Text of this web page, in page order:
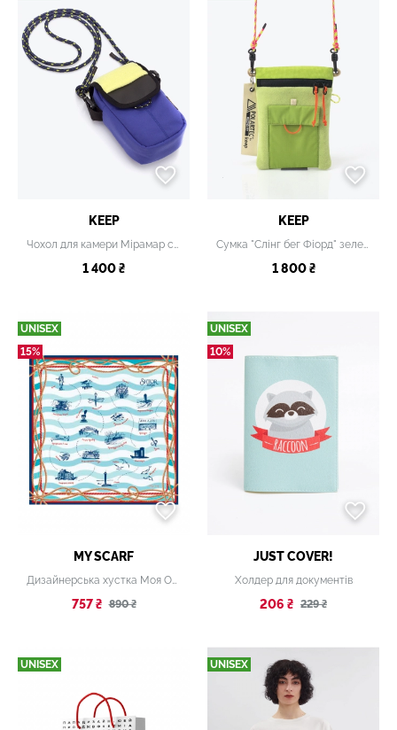
KEEP
Чохол для камери Мірамар синій
1 400 ₴
KEEP
Сумка "Слінг бег Фіорд" зелена
1 800 ₴
UNISEX
15%
MY SCARF
757 ₴ 890 ₴
UNISEX
10%
JUST COVER!
Холдер для документів
206 ₴ 229 ₴
UNISEX UNISEX